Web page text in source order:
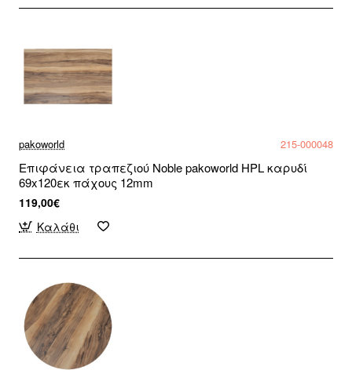
pakoworld 215-000048
Επιφάνεια τραπεζιού Noble pakoworld HPL καρυδί
69x120εκ πάχους 12mm
119,00€
Καλάθι